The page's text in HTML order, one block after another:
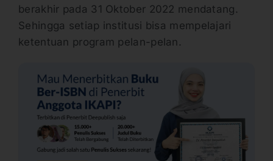
berakhir pada 31 Oktober 2022 mendatang.
Sehingga setiap institusi bisa mempelajari
ketentuan program pelan-pelan.